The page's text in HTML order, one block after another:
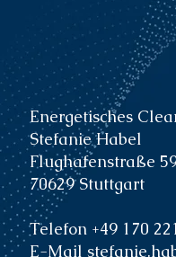
Energetisches
Stefanie Habel
Flughafenstraße
70629 Stuttgart
Telefon +49 170
E-Mail